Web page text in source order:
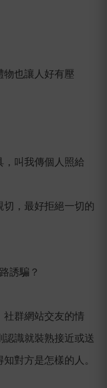
物也讓人好有壓
，叫我傳個人照給
切，最好拒絕一切的
誘騙？
社群網站交友的情
識就裝熟接近或送
對方是怎樣的人。